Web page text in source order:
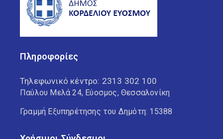
Πληροφορίες
Τηλεφωνικό κέντρο: 2313 302 100
Παύλου Μελά 24, Εύοσμος, Θεσσαλονίκη
Γραμμή Εξυπηρέτησης του Δημότη: 15388